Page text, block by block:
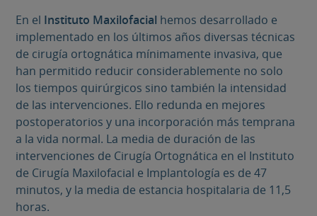
En el Instituto Maxilofacial hemos desarrollado e
implementado en los últimos años diversas técnicas
de cirugía ortognática mínimamente invasiva, que
han permitido reducir considerablemente no solo
los tiempos quirúrgicos sino también la intensidad
de las intervenciones. Ello redunda en mejores
postoperatorios y una incorporación más temprana
a la vida normal. La media de duración de las
intervenciones de Cirugía Ortognática en el Instituto
de Cirugía Maxilofacial e Implantología es de 47
minutos, y la media de estancia hospitalaria de 11,5
horas.